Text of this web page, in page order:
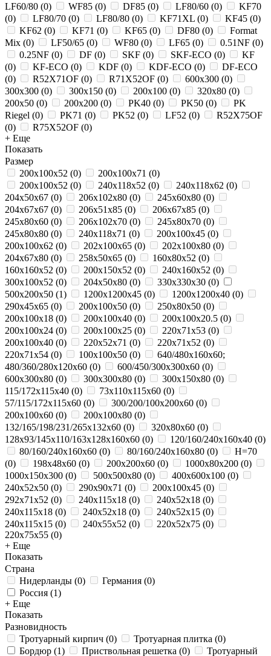
LF60/80 (0) WF85 (0) DF85 (0) LF80/60 (0)
KF70
(0) LF80/70 (0) LF80/80 (0) KF71XL (0) KF45 (0)
KF62 (0) KF71 (0) KF65 (0) DF80 (0)
Format
Mix (0) LF50/65 (0) WF80 (0) LF65 (0) 0.51NF (0)
0.25NF (0) DF (0) SKF (0) SKF-ECO (0)
KF
(0) KF-ECO (0) KDF (0) KDF-ECO (0)
DF-ECO
(0) R52X71OF (0) R71X52OF (0) 600x300 (0)
300x300 (0) 300x150 (0) 200x100 (0) 320х80 (0)
200x50 (0) 200х200 (0) PK40 (0) PK50 (0)
PK
Riegel (0) PK71 (0) PK52 (0) LF52 (0)
R52X75OF
(0) R75X52OF (0)
+ Еще
Показать
Размер
200х100х52 (0) 200x100x71 (0)
200x100x52 (0) 240x118x52 (0) 240x118x62 (0)
204x50x67 (0) 206x102x80 (0) 245x60x80 (0)
204x67x67 (0) 206x51x85 (0) 206x67x85 (0)
245x80x60 (0) 206x102x70 (0) 245x80x70 (0)
245x80x80 (0) 240x118x71 (0) 200x100x45 (0)
200x100x62 (0) 202x100x65 (0) 202x100x80 (0)
204x67x80 (0) 258x50x65 (0) 160x80x52 (0)
160x160x52 (0) 200x150x52 (0) 240x160x52 (0)
300x100x52 (0) 204x50x80 (0) 330х330х30 (0)
500х200х50 (1) 1200х1200х45 (0) 1200х1200х40 (0)
290х45х65 (0) 200x100x50 (0) 250х80х50 (0)
200x100x18 (0) 200x100x40 (0) 200x100x20.5 (0)
200x100x24 (0) 200x100x25 (0) 220x71x53 (0)
200х100х40 (0) 220x52x71 (0) 220x71x52 (0)
220x71x54 (0) 100x100x50 (0)
640/480x160x60;
480/360/280x120x60 (0) 600/450/300x300x60 (0)
600x300x80 (0) 300x300x80 (0) 300x150x80 (0)
115/172x115x40 (0) 73x110x115x60 (0)
57/115/172x115x60 (0) 300/200/100x200x60 (0)
200x100x60 (0) 200x100x80 (0)
132/165/198/231/265x132x60 (0) 320x80x60 (0)
128x93/145x110/163x128x160x60 (0) 120/160/240x160x40 (0)
80/160/240x160x60 (0) 80/160/240x160x80 (0)
H=70
(0) 198x48x60 (0) 200x200x60 (0) 1000x80х200 (0)
1000x150х300 (0) 500x500х80 (0) 400x600х100 (0)
240x52x50 (0) 290x90x71 (0) 200х100х45 (0)
292x71x52 (0) 240х115х18 (0) 240x52x18 (0)
240x115x18 (0) 240х52х18 (0) 240х52х15 (0)
240х115х15 (0) 240x55x52 (0) 220x52x75 (0)
220x75x55 (0)
+ Еще
Показать
Страна
Нидерланды (0) Германия (0)
Россия (1)
+ Еще
Показать
Разновидность
Тротуарный кирпич (0) Тротуарная плитка (0)
Бордюр (1) Приствольная решетка (0)
Тротуарный